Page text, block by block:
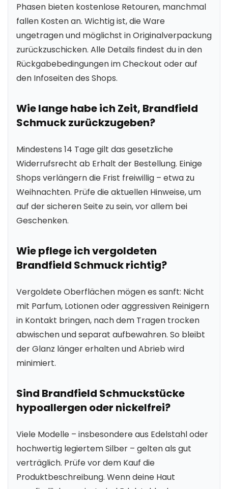
Phasen bieten kostenlose Retouren, manchmal
fallen Kosten an. Wichtig ist, die Ware
ungetragen und möglichst in Originalverpackung
zurückzuschicken. Alle Details findest du in den
Rückgabebedingungen im Checkout oder auf
den Infoseiten des Shops.
Wie lange habe ich Zeit, Brandfield
Schmuck zurückzugeben?
Mindestens 14 Tage gilt das gesetzliche
Widerrufsrecht ab Erhalt der Bestellung. Einige
Shops verlängern die Frist freiwillig – etwa zu
Weihnachten. Prüfe die aktuellen Hinweise, um
auf der sicheren Seite zu sein, vor allem bei
Geschenken.
Wie pflege ich vergoldeten
Brandfield Schmuck richtig?
Vergoldete Oberflächen mögen es sanft: Nicht
mit Parfum, Lotionen oder aggressiven Reinigern
in Kontakt bringen, nach dem Tragen trocken
abwischen und separat aufbewahren. So bleibt
der Glanz länger erhalten und Abrieb wird
minimiert.
Sind Brandfield Schmuckstücke
hypoallergen oder nickelfrei?
Viele Modelle – insbesondere aus Edelstahl oder
hochwertig legiertem Silber – gelten als gut
verträglich. Prüfe vor dem Kauf die
Produktbeschreibung. Wenn deine Haut